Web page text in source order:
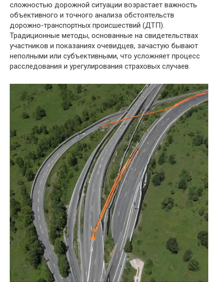
сложностью дорожной ситуации возрастает важность
объективного и точного анализа обстоятельств
дорожно-транспортных происшествий (ДТП).
Традиционные методы, основанные на свидетельствах
участников и показаниях очевидцев, зачастую бывают
неполными или субъективными, что усложняет процесс
расследования и урегулирования страховых случаев.